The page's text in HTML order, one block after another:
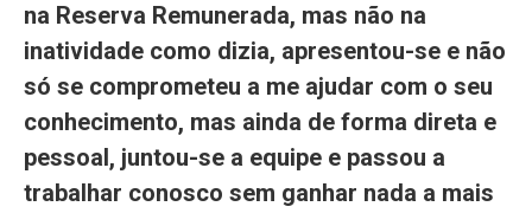
na Reserva Remunerada, mas não na
inatividade como dizia, apresentou-se e não
só se comprometeu a me ajudar com o seu
conhecimento, mas ainda de forma direta e
pessoal, juntou-se a equipe e passou a
trabalhar conosco sem ganhar nada a mais